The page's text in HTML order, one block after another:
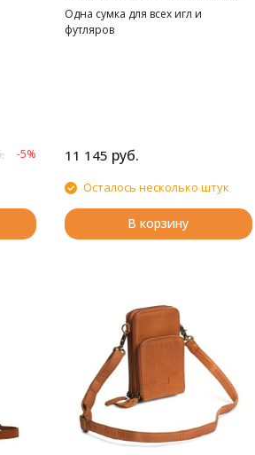
-5%
Одна сумка для всех игл и
футляров
11 145 руб.
Осталось несколько штук
В корзину